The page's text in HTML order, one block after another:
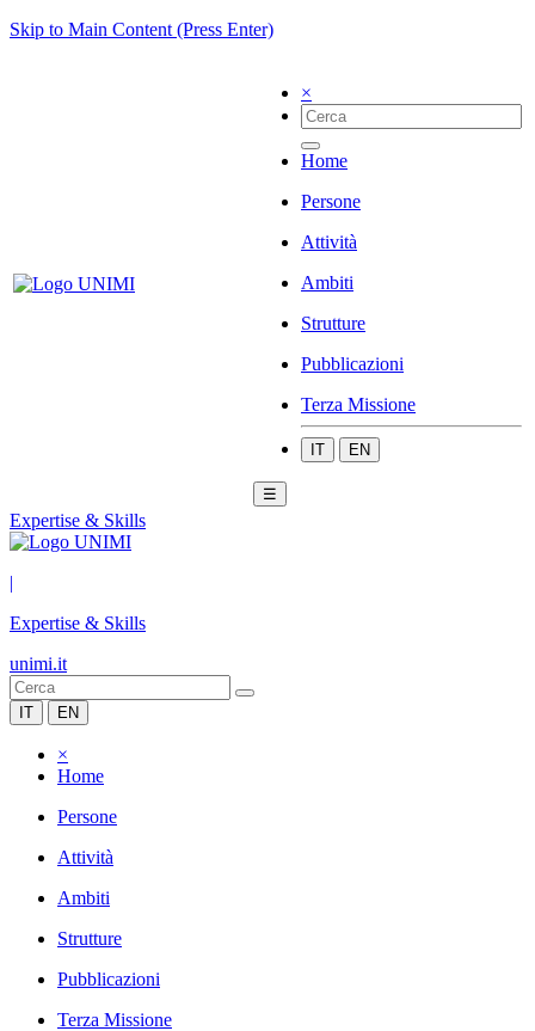
Skip to Main Content (Press Enter)
×
Home
Persone
Attività
Ambiti
Strutture
Pubblicazioni
Terza Missione
IT EN
☰
Expertise & Skills
|
Expertise & Skills
unimi.it
IT EN
×
Home
Persone
Attività
Ambiti
Strutture
Pubblicazioni
Terza Missione